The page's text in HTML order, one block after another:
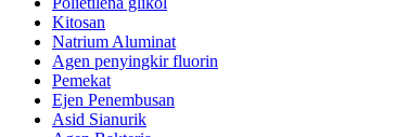
Kitosan
Natrium Aluminat
Agen penyingkir fluorin
Pemekat
Ejen Penembusan
Asid Sianurik